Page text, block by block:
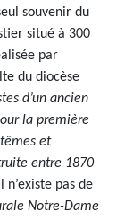
souvenir du
situé à 300
par
du diocèse
d’un ancien
la première
et
entre 1870
pas de
Notre-Dame